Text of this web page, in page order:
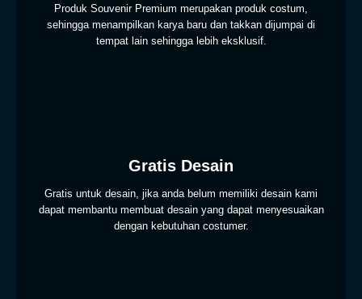
Produk Souvenir Premium merupakan produk costum,
sehingga menampilkan karya baru dan takkan dijumpai di
tempat lain sehingga lebih eksklusif.
Gratis Desain
Gratis untuk desain, jika anda belum memiliki desain kami
dapat membantu membuat desain yang dapat menyesuaikan
dengan kebutuhan costumer.